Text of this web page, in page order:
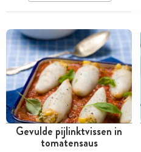
Tussen 30 minuten en 1
Gevulde pijlinktvissen in
tomatensaus